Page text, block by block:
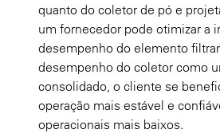
quanto do coletor de pó e
um fornecedor pode otimizar a
desempenho do elemento
desempenho do coletor como
consolidado, o cliente se
operação mais estável e
operacionais mais baixos.